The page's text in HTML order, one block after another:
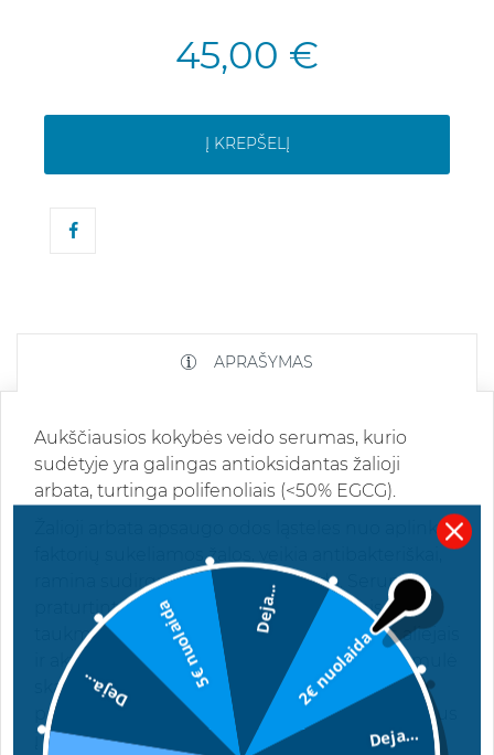
45,00 €
Į KREPŠELĮ
APRAŠYMAS
Aukščiausios kokybės veido serumas, kurio
sudėtyje yra galingas antioksidantas žalioji
arbata, turtinga polifenoliais (<50% EGCG).
Žalioji arbata apsaugo odos ląsteles nuo aplinkos
faktorių sukeliamos žalos, veikia antibakteriškai,
ramina sudirgusią ir raustančią odą. Serumas
praturtintas Negyvosios jūros mineralais,
taukmedžio sviestu, natūraliais augaliniais aliejais
ir aktyvia hialurono rūgštimi. Novatoriška formulė
skatina ląstelių atsinaujinimą, pastebimas
padidėjęs odos gyvybingumas. Poveikis panašus
į vitaminų mezoterapiją. Drėkina, ramina ir
2€ nuolaida
Deja...
Deja... 5€ nuolaida Deja...